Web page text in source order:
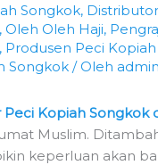
Songkok,
,Oleh Oleh Haji,
, Produsen Peci
Songkok / Oleh admin
Peci Kopiah
Muslim.
keperluan akan